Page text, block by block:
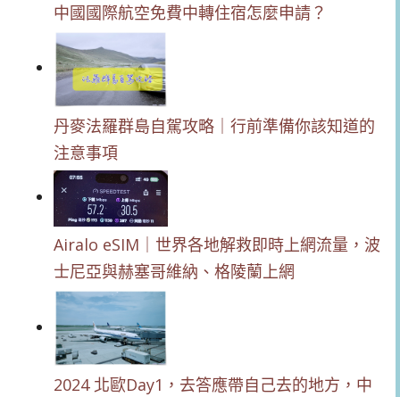
中國國際航空免費中轉住宿怎麼申請？
丹麥法羅群島自駕攻略｜行前準備你該知道的
注意事項
Airalo eSIM｜世界各地解救即時上網流量，波
士尼亞與赫塞哥維納、格陵蘭上網
2024 北歐Day1，去答應帶自己去的地方，中